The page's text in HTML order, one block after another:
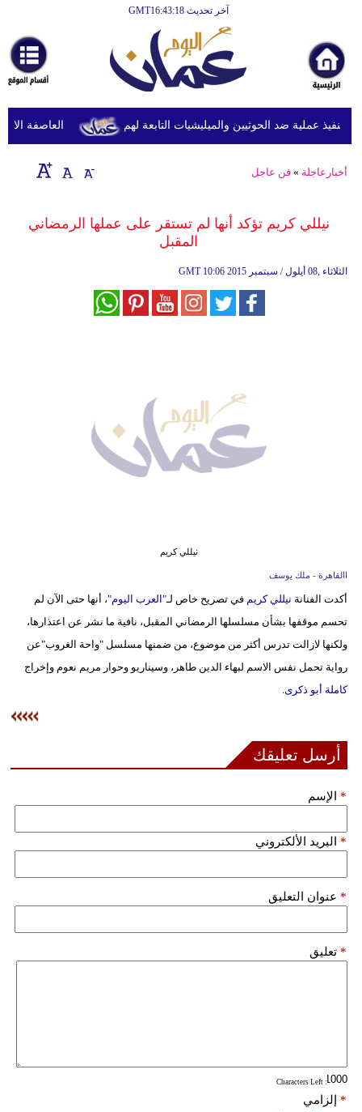
آخر تحديث GMT16:43:18
أخبارعاجلة
رياضة
ثقافة
إقتصاد
وموسيقى
وتكنولوجيا
بيئة
مدوَّنات
أبراج
العاصفة عملية ضد الحوثيين والميليشيات التابعة لهم
أخبارعاجلة »فن عاجل
نيللي كريم تؤكد أنها لم تستقر على عملها الرمضاني
المقبل
GMT 10:06 2015 الثلاثاء ,08 أيلول / سبتمبر
نيللي كريم
االقاهرة - ملك يوسف
أكدت الفنانة نيللي كريم في تصريح خاص لـ"العرب اليوم"، أنها حتى الآن لم
تحسم موقفها بشأن مسلسلها الرمضاني المقبل، نافية ما نشر عن اعتذارها،
ولكنها لازالت تدرس أكثر من موضوع، من ضمنها مسلسل "واحة الغروب"عن
رواية تحمل نفس الاسم لبهاء الدين طاهر، وسيناريو وحوار مريم نعوم وإخراج
كاملة أبو ذكرى
أرسل تعليقك
الإسم *
البريد الألكتروني *
عنوان التعليق *
تعليق *
: Characters Left
إلزامي *